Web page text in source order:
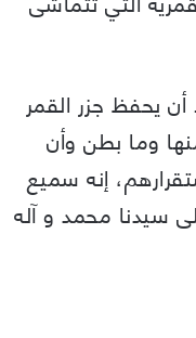
يحفظ جزر القمر
وما بطن وأن
إنه سميع
سيدنا محمد و آله